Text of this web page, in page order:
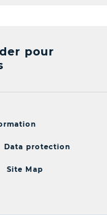
pour
Data protection
Site Map